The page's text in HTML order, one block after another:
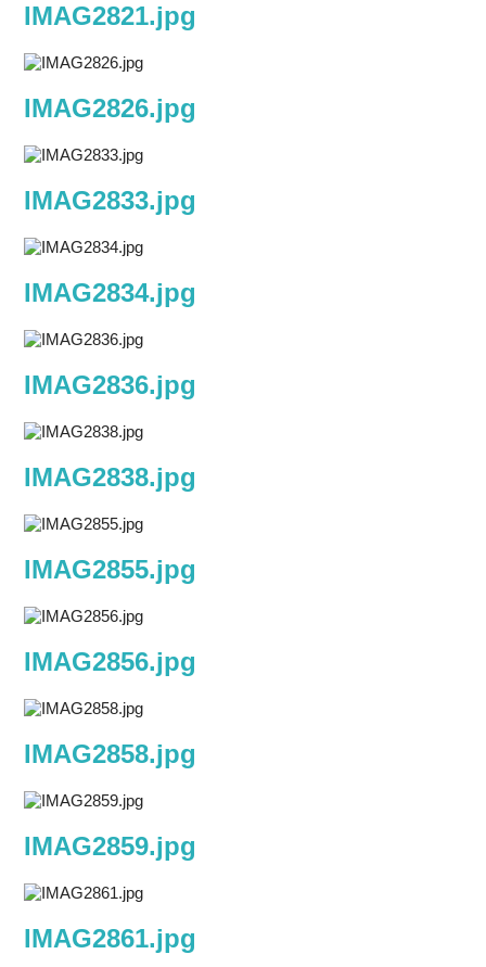
IMAG2821.jpg
IMAG2826.jpg
IMAG2833.jpg
IMAG2834.jpg
IMAG2836.jpg
IMAG2838.jpg
IMAG2855.jpg
IMAG2856.jpg
IMAG2858.jpg
IMAG2859.jpg
IMAG2861.jpg